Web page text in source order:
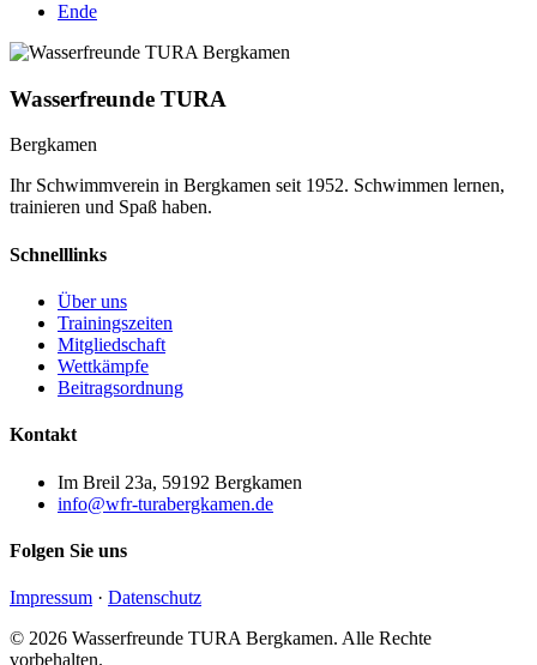
Ende
Wasserfreunde TURA
Bergkamen
Ihr Schwimmverein in Bergkamen seit 1952. Schwimmen lernen,
trainieren und Spaß haben.
Schnelllinks
Über uns
Trainingszeiten
Mitgliedschaft
Wettkämpfe
Beitragsordnung
Kontakt
Im Breil 23a, 59192 Bergkamen
info@wfr-turabergkamen.de
Folgen Sie uns
Impressum · Datenschutz
© 2026 Wasserfreunde TURA Bergkamen. Alle Rechte
vorbehalten.